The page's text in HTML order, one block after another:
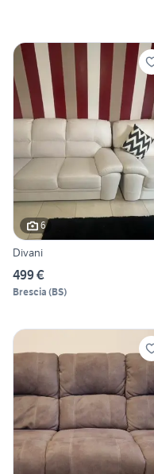
6
Divani
499 €
Brescia (BS)